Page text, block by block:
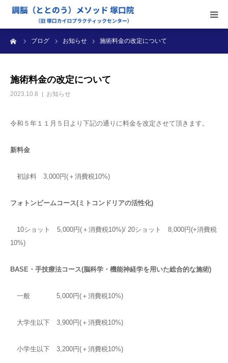
ブログ お知らせ 施術料金の改定について
施術料金の改定について
2023.10.8 お知らせ
令和５年１１月５日より下記の通りに料金を改定させて頂きます。
新料金
初診料 3,000円(＋消費税10%)
フォトンビームコース(ミトコンドリアの活性化)
10ショット 5,000円(＋消費税10%)/ 20ショット 8,000円(+消費税
10%)
BASE・手技療法コース(脳科学・機能神経学を用いた総合的な施術)
一般 5,000円(＋消費税10%)
大学生以下 3,900円(＋消費税10%)
小学生以下 3,200円(＋消費税10%)
当院のご案内